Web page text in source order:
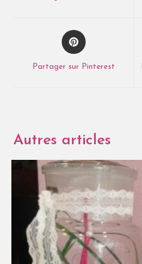
Partager sur Pinterest
Autres articles